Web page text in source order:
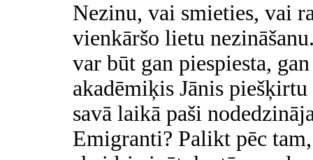
Nezinu, vai smieties, vai
vienkāršo lietu
var būt gan piespiesta,
akadēmiķis Jānis
savā laikā paši
Emigranti? Palikt pēc